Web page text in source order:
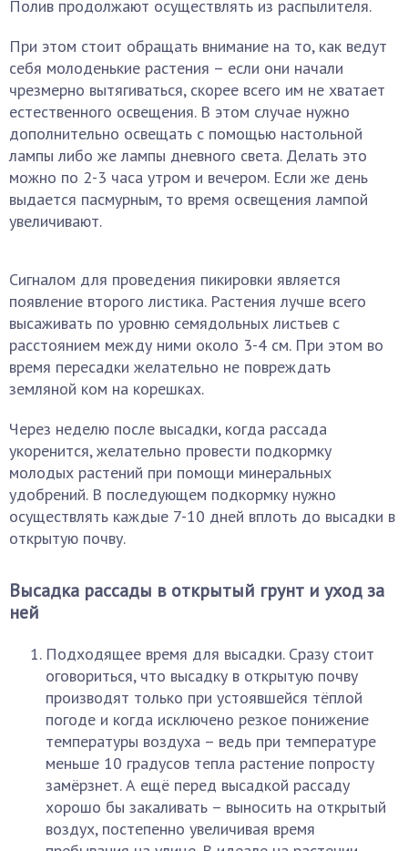
Полив продолжают осуществлять из распылителя.
При этом стоит обращать внимание на то, как ведут
себя молоденькие растения – если они начали
чрезмерно вытягиваться, скорее всего им не хватает
естественного освещения. В этом случае нужно
дополнительно освещать с помощью настольной
лампы либо же лампы дневного света. Делать это
можно по 2-3 часа утром и вечером. Если же день
выдается пасмурным, то время освещения лампой
увеличивают.
Сигналом для проведения пикировки является
появление второго листика. Растения лучше всего
высаживать по уровню семядольных листьев с
расстоянием между ними около 3-4 см. При этом во
время пересадки желательно не повреждать
земляной ком на корешках.
Через неделю после высадки, когда рассада
укоренится, желательно провести подкормку
молодых растений при помощи минеральных
удобрений. В последующем подкормку нужно
осуществлять каждые 7-10 дней вплоть до высадки в
открытую почву.
Высадка рассады в открытый грунт и уход за
ней
Подходящее время для высадки. Сразу стоит
оговориться, что высадку в открытую почву
производят только при устоявшейся тёплой
погоде и когда исключено резкое понижение
температуры воздуха – ведь при температуре
меньше 10 градусов тепла растение попросту
замёрзнет. А ещё перед высадкой рассаду
хорошо бы закаливать – выносить на открытый
воздух, постепенно увеличивая время